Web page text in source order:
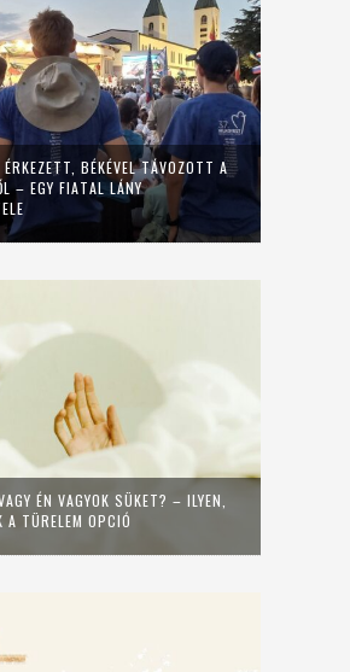
BÉKÉVEL TÁVOZOTT A
– EGY FIATAL LÁNY
ÉN VAGYOK SÜKET? – ILYEN,
A TÜRELEM OPCIÓ